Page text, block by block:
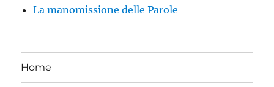
La manomissione delle Parole
Home